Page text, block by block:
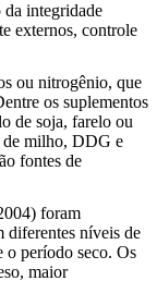
da integridade
externos, controle
ou nitrogênio, que
os suplementos
de soja, farelo ou
de milho, DDG e
fontes de
foram
diferentes níveis de
o período seco. Os
maior